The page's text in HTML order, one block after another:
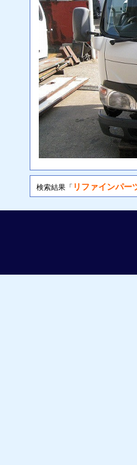
検索結果「 リファインパー